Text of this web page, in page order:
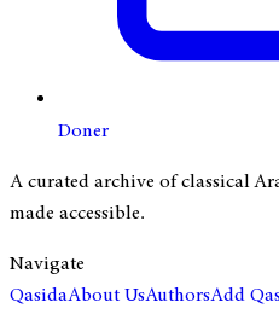
Doner
A curated archive of classical
made accessible.
Navigate
QasidaAbout UsAuthorsAdd